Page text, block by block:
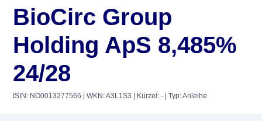
BioCirc Group
Holding ApS 8,485%
24/28
ISIN: NO0013277566 | WKN: A3L1S3 | Kürzel: - | Typ: Anleihe